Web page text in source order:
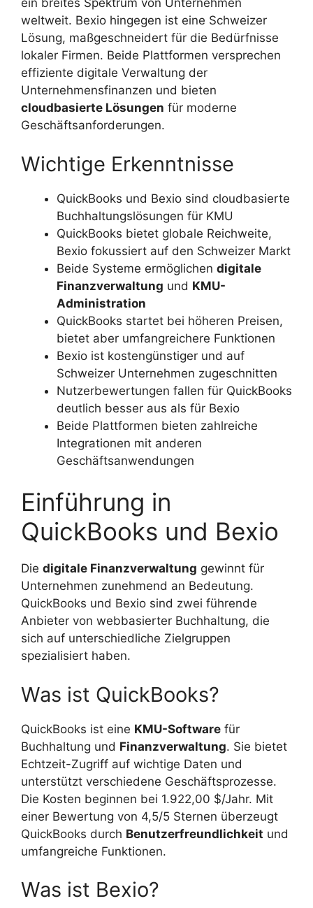
ein breites Spektrum von Unternehmen
weltweit. Bexio hingegen ist eine Schweizer
Lösung, maßgeschneidert für die Bedürfnisse
lokaler Firmen. Beide Plattformen versprechen
effiziente digitale Verwaltung der
Unternehmensfinanzen und bieten
cloudbasierte Lösungen für moderne
Geschäftsanforderungen.
Wichtige Erkenntnisse
QuickBooks und Bexio sind cloudbasierte
Buchhaltungslösungen für KMU
QuickBooks bietet globale Reichweite,
Bexio fokussiert auf den Schweizer Markt
Beide Systeme ermöglichen digitale
Finanzverwaltung und KMU-
Administration
QuickBooks startet bei höheren Preisen,
bietet aber umfangreichere Funktionen
Bexio ist kostengünstiger und auf
Schweizer Unternehmen zugeschnitten
Nutzerbewertungen fallen für QuickBooks
deutlich besser aus als für Bexio
Beide Plattformen bieten zahlreiche
Integrationen mit anderen
Geschäftsanwendungen
Einführung in
QuickBooks und Bexio
Die digitale Finanzverwaltung gewinnt für
Unternehmen zunehmend an Bedeutung.
QuickBooks und Bexio sind zwei führende
Anbieter von webbasierter Buchhaltung, die
sich auf unterschiedliche Zielgruppen
spezialisiert haben.
Was ist QuickBooks?
QuickBooks ist eine KMU-Software für
Buchhaltung und Finanzverwaltung. Sie bietet
Echtzeit-Zugriff auf wichtige Daten und
unterstützt verschiedene Geschäftsprozesse.
Die Kosten beginnen bei 1.922,00 $/Jahr. Mit
einer Bewertung von 4,5/5 Sternen überzeugt
QuickBooks durch Benutzerfreundlichkeit und
umfangreiche Funktionen.
Was ist Bexio?